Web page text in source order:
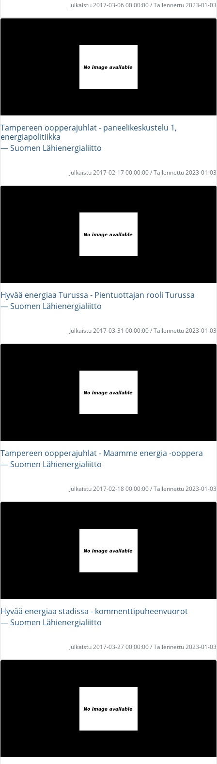
Julkaistu 2017-03-06 00:00:00 / Tallennettu 2023-01-03
Tampereen oopperajuhlat - paneelikeskustelu 1,
energiapolitiikka
― Suomen Lähienergialiitto
Julkaistu 2017-02-17 00:00:00 / Tallennettu 2023-01-03
Hyvää energiaa Turussa - Pientuottajan rooli Turussa
― Suomen Lähienergialiitto
Julkaistu 2017-03-31 00:00:00 / Tallennettu 2023-01-03
Tampereen oopperajuhlat - Maamme energia -ooppera
― Suomen Lähienergialiitto
Julkaistu 2017-02-18 00:00:00 / Tallennettu 2023-01-03
Hyvää energiaa stadissa - kommenttipuheenvuorot
― Suomen Lähienergialiitto
Julkaistu 2017-03-27 00:00:00 / Tallennettu 2023-01-03